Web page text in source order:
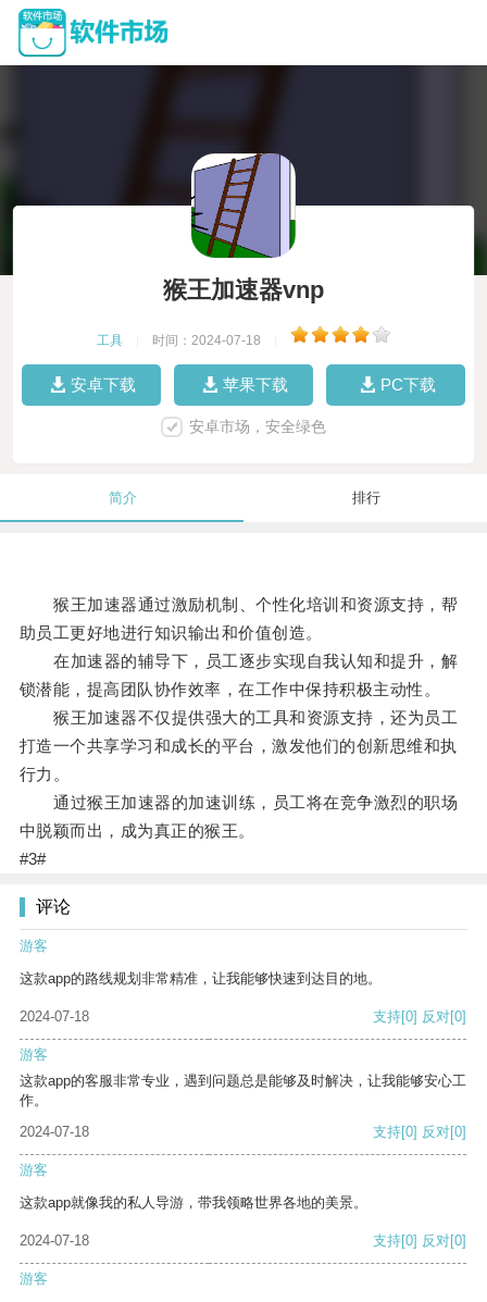
猴王加速器vnp
工具 时间：2024-07-18
安卓下载 苹果下载 PC下载
安卓市场，安全绿色
简介 排行
猴王加速器通过激励机制、个性化培训和资源支持，帮
助员工更好地进行知识输出和价值创造。
在加速器的辅导下，员工逐步实现自我认知和提升，解
锁潜能，提高团队协作效率，在工作中保持积极主动性。
猴王加速器不仅提供强大的工具和资源支持，还为员工
打造一个共享学习和成长的平台，激发他们的创新思维和执
行力。
通过猴王加速器的加速训练，员工将在竞争激烈的职场
中脱颖而出，成为真正的猴王。
#3#
评论
游客
这款app的路线规划非常精准，让我能够快速到达目的地。
2024-07-18 支持[0] 反对[0]
游客
这款app的客服非常专业，遇到问题总是能够及时解决，让我能够安心工
作。
2024-07-18
支持[0] 反对[0]
游客
这款app就像我的私人导游，带我领略世界各地的美景。
2024-07-18 支持[0] 反对[0]
游客